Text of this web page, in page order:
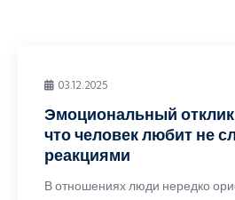
03.12.2025
Эмоциональный
что человек любит не
реакциями
В отношениях люди нередко